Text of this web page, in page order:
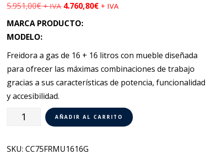
5.951,00€ + IVA 4.760,80€ + IVA
MARCA PRODUCTO:
MODELO:
Freidora a gas de 16 + 16 litros con mueble diseñada
para ofrecer las máximas combinaciones de trabajo
gracias a sus características de potencia, funcionalidad
y accesibilidad.
Freidora
16+16
AÑADIR AL CARRITO
SKU:CC75FRMU1616G